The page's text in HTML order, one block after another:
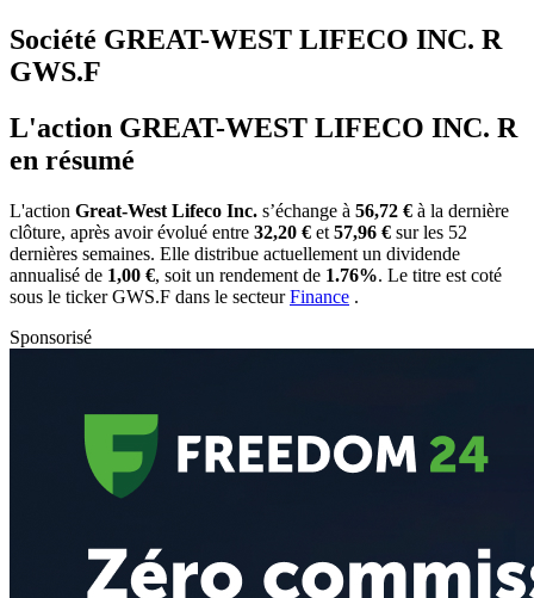
Société GREAT-WEST LIFECO INC. R
GWS.F
L'action GREAT-WEST LIFECO INC. R
en résumé
L'action Great-West Lifeco Inc. s’échange à 56,72 € à la dernière
clôture, après avoir évolué entre 32,20 € et 57,96 € sur les 52
dernières semaines. Elle distribue actuellement un dividende
annualisé de 1,00 €, soit un rendement de 1.76%. Le titre est coté
sous le tickerGWS.F dans le secteurFinance .
Sponsorisé